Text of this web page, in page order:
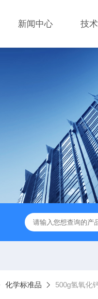
新闻中心 技
剂盒,免费代测
化学标准品 500g氢氧化